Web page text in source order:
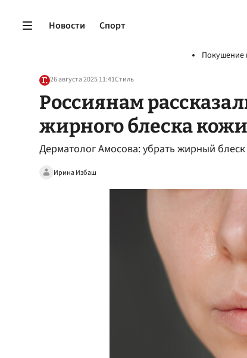
Новости Спорт
Покушение
26 августа 2025 11:41Стиль
Россиянам
жирного блеска кожи
Дерматолог Амосова: убрать жирный
Ирина Избаш